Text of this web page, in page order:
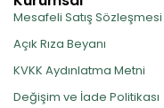
Mesafeli Satış Sözleşmesi
Açık Rıza Beyanı
KVKK Aydınlatma Metni
Değişim ve İade Politikası